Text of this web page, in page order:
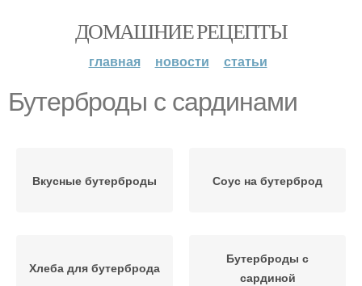
ДОМАШНИЕ РЕЦЕПТЫ
главная новости статьи
Бутерброды с сардинами
Вкусные бутерброды Соус на бутерброд
Хлеба для бутерброда
Бутерброды с
сардиной